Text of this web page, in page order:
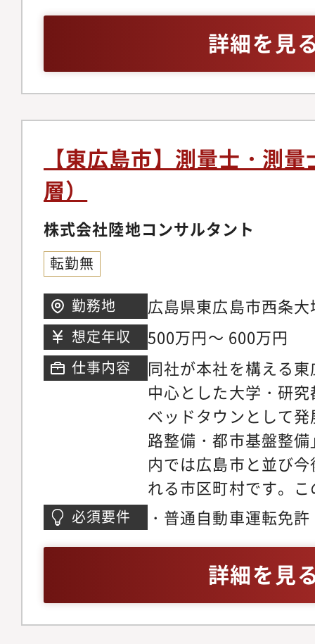
士・測量士補として
ます。【業務内容】
ず現地に赴き、測量
造物の正確な位置や
データ収集と解析：
もとに、コンピュー
詳細な解析を行いま
土地の図面や建物の
安全管理：作業現場
創業以来、社会資本
タント業（測量・調
域社会の自然条件・
ら、美しい自然環境
の生活環境をよりよ
応しながら社会に貢
年では、日本各地で
や大地震等多くの災
く、「社会資本整備
整備」へとニーズの
おいても「技術パー
果たせるよう、これ
績・技術に加え最先
入し、一層の顧客満
経験をお持ちの方
詳細を見
【東広島市】測量士・測
層）
株式会社陸地コンサルタント
転勤無
勤務地 広島県東広島市西条
想定年収 500万円～ 600万円
仕事内容
同社が本社を構える
中心とした大学・研
ベッドタウンとして
路整備・都市基盤整
内では広島市と並び
れる市区町村です。
い、ますます建築・
士・測量士補として
ます。【業務内容】
ず現地に赴き、測量
造物の正確な位置や
必須要件
・普通自動車運転免
業務のご経験を5年以
詳細を見